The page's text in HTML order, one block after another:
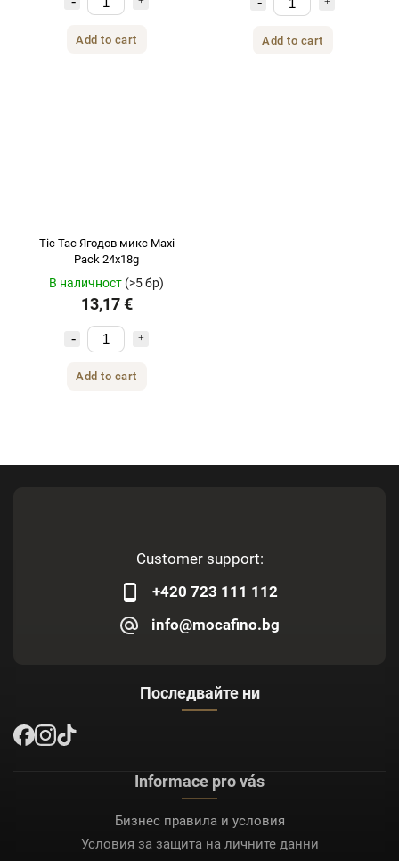
Add to cart Add to cart
Tic Tac Ягодов микс Maxi
Pack 24x18g
В наличност (>5 бр)
13,17 €
Add to cart
Customer support:
+420 723 111 112
info@mocafino.bg
Последвайте ни
Informace pro vás
Бизнес правила и условия
Условия за защита на личните данни